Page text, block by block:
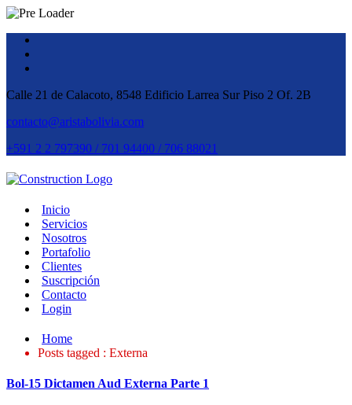
Calle 21 de Calacoto, 8548 Edificio Larrea Sur Piso 2 Of. 2B
contacto@aristabolivia.com
+591 2 2 797390 / 701 94400 / 706 88021
Inicio
Servicios
Nosotros
Portafolio
Clientes
Suscripción
Contacto
Login
Home
Posts tagged : Externa
Bol-15 Dictamen Aud Externa Parte 1